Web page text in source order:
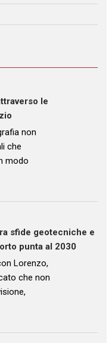
le
non
che
modo
sfide geotecniche e
punta al 2030
Lorenzo,
che non